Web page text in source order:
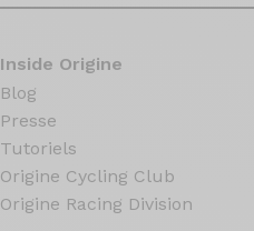
Inside Origine
Blog
Presse
Tutoriels
Origine Cycling Club
Origine Racing Division